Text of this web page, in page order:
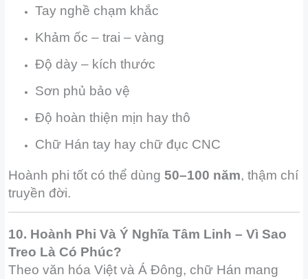
Tay nghề chạm khắc
Khảm ốc – trai – vàng
Độ dày – kích thước
Sơn phủ bảo vệ
Độ hoàn thiện mịn hay thô
Chữ Hán tay hay chữ đục CNC
Hoành phi tốt có thể dùng50–100 năm, thậm chí
truyền đời.
10. Hoành Phi Và Ý Nghĩa Tâm Linh – Vì Sao
Treo Là Có Phúc?
Theo văn hóa Việt và Á Đông, chữ Hán mang